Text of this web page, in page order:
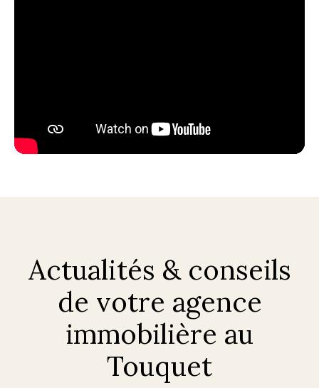
Actualités & conseils
de votre agence
immobilière au
Touquet